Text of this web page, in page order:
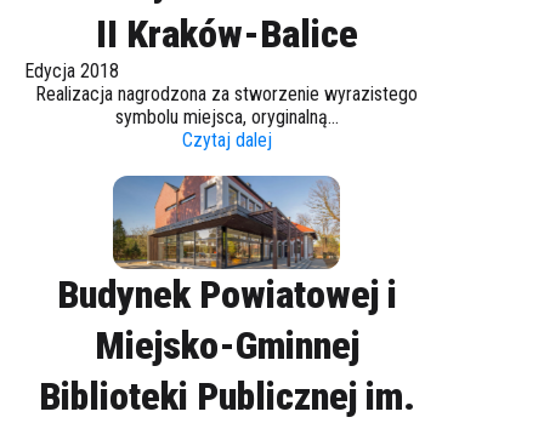
II Kraków-Balice
Edycja 2018
Realizacja nagrodzona za stworzenie wyrazistego
symbolu miejsca, oryginalną...
Czytaj dalej
Budynek Powiatowej i
Miejsko-Gminnej
Biblioteki Publicznej im.